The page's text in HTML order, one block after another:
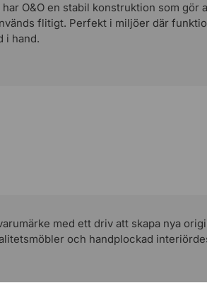
O&O en stabil konstruktion som gör
flitigt. Perfekt i miljöer där
i hand.
med ett driv att skapa nya
och handplockad